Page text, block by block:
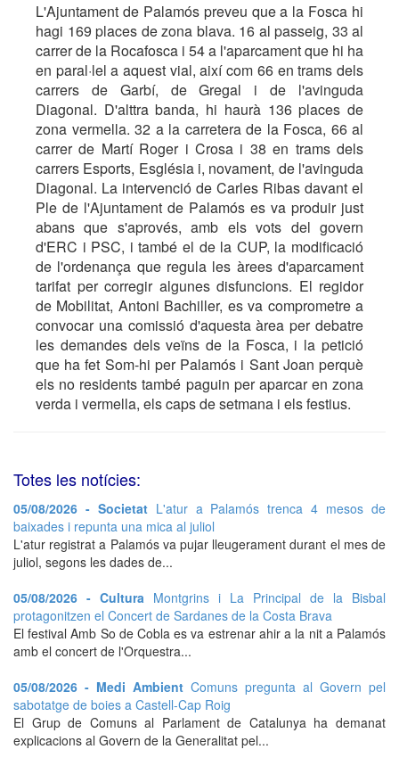
L'Ajuntament de Palamós preveu que a la Fosca hi
hagi 169 places de zona blava. 16 al passeig, 33 al
carrer de la Rocafosca i 54 a l'aparcament que hi ha
en paral·lel a aquest vial, així com 66 en trams dels
carrers de Garbí, de Gregal i de l'avinguda
Diagonal. D'alttra banda, hi haurà 136 places de
zona vermella. 32 a la carretera de la Fosca, 66 al
carrer de Martí Roger i Crosa i 38 en trams dels
carrers Esports, Església i, novament, de l'avinguda
Diagonal. La intervenció de Carles Ribas davant el
Ple de l'Ajuntament de Palamós es va produir just
abans que s'aprovés, amb els vots del govern
d'ERC i PSC, i també el de la CUP, la modificació
de l'ordenança que regula les àrees d'aparcament
tarifat per corregir algunes disfuncions. El regidor
de Mobilitat, Antoni Bachiller, es va comprometre a
convocar una comissió d'aquesta àrea per debatre
les demandes dels veïns de la Fosca, i la petició
que ha fet Som-hi per Palamós i Sant Joan perquè
els no residents també paguin per aparcar en zona
verda i vermella, els caps de setmana i els festius.
Totes les notícies:
05/08/2026 - Societat L'atur a Palamós trenca 4 mesos de
baixades i repunta una mica al juliol
L'atur registrat a Palamós va pujar lleugerament durant el mes de
juliol, segons les dades de...
05/08/2026 - Cultura Montgrins i La Principal de la Bisbal
protagonitzen el Concert de Sardanes de la Costa Brava
El festival Amb So de Cobla es va estrenar ahir a la nit a Palamós
amb el concert de l'Orquestra...
05/08/2026 - Medi Ambient Comuns pregunta al Govern pel
sabotatge de boies a Castell-Cap Roig
El Grup de Comuns al Parlament de Catalunya ha demanat
explicacions al Govern de la Generalitat pel...